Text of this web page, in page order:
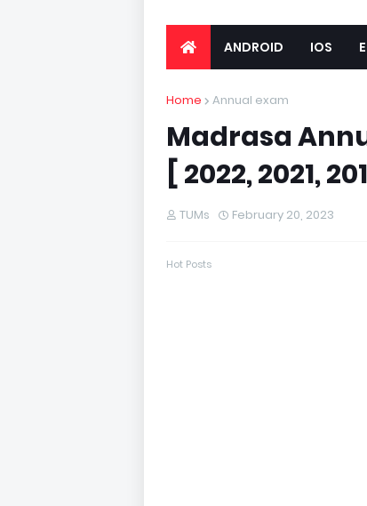
ANDROID IOS
Home Annual exam
Madrasa
[ 2022, 2021,
TUMs February 20, 2023
Hot Posts